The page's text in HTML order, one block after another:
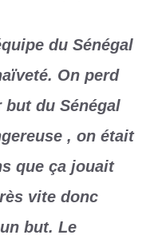
du Sénégal
On perd
du Sénégal
, on était
que ça jouait
vite donc
but. Le